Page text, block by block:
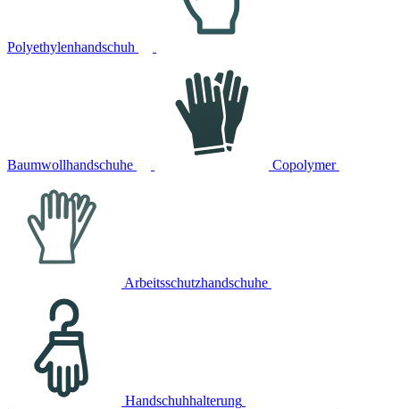
Polyethylenhandschuh
Baumwollhandschuhe Copolymer
Arbeitsschutzhandschuhe
Handschuhhalterung